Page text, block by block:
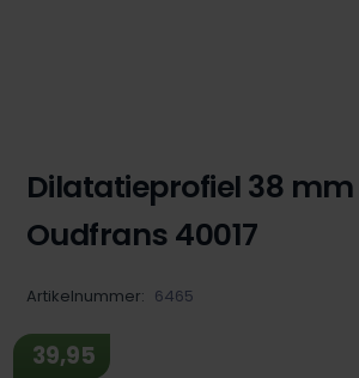
Dilatatieprofiel 38 mm
Oudfrans 40017
Artikelnummer: 6465
39,95